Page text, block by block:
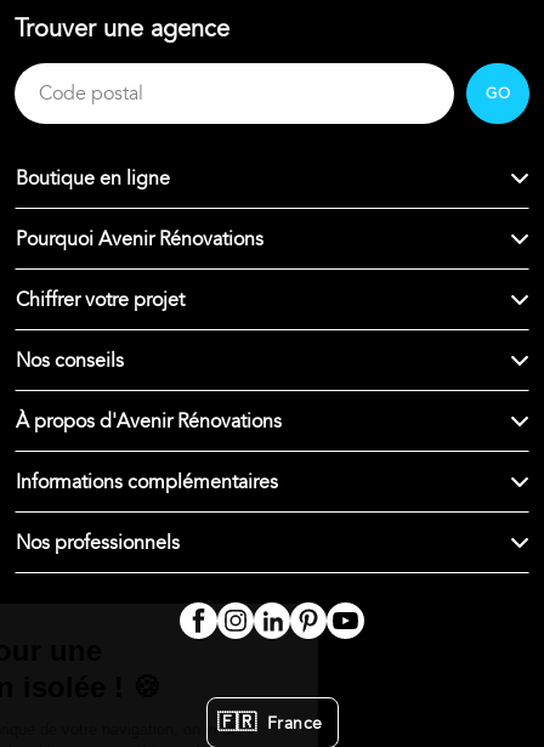
Trouver une agence
GO
Boutique en ligne
Pourquoi Avenir Rénovations
Chiffrer votre projet
Nos conseils
À propos d'Avenir Rénovations
Informations complémentaires
Nos professionnels
🇫🇷 France